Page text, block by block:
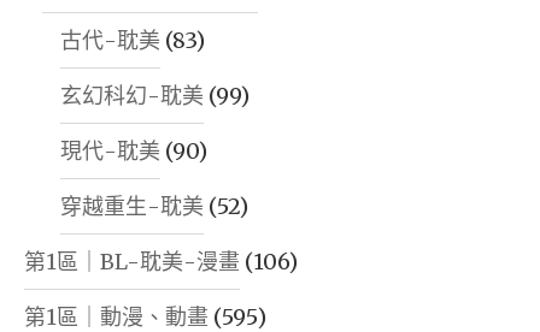
古代-耽美 (83)
玄幻科幻-耽美 (99)
現代-耽美 (90)
穿越重生-耽美 (52)
第1區｜BL-耽美-漫畫 (106)
第1區｜動漫、動畫 (595)